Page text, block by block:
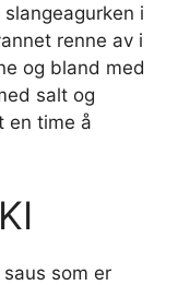
i
renne av i
og bland med
salt og
en time å
som er